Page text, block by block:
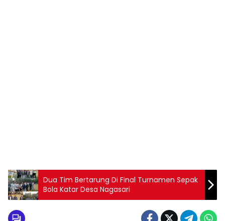
Dua Tim Bertarung Di Final Turnamen Sepak
Bola Katar Desa Nagasari